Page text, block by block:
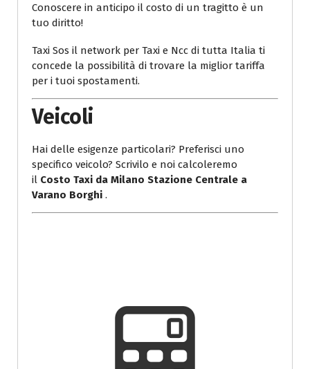
Conoscere in anticipo il costo di un tragitto è un
tuo diritto!
Taxi Sos il network per Taxi e Ncc di tutta Italia ti
concede la possibilità di trovare la miglior tariffa
per i tuoi spostamenti.
Veicoli
Hai delle esigenze particolari? Preferisci uno
specifico veicolo? Scrivilo e noi calcoleremo
il Costo Taxi da Milano Stazione Centrale a
Varano Borghi .